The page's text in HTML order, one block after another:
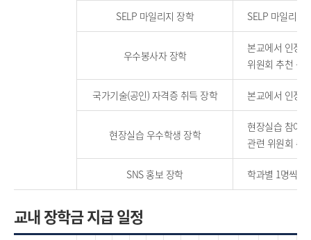
SELP 마일리지 장학 SELP 마일리지
우수봉사자 장학
본교에서 인정
위원회 추천 통
국가기술(공인) 자격증 취득 장학 본교에서 인정
현장실습 우수학생 장학
현장실습 참여
관련 위원회 추
SNS 홍보 장학 학과별 1명씩
교내 장학금 지급 일정